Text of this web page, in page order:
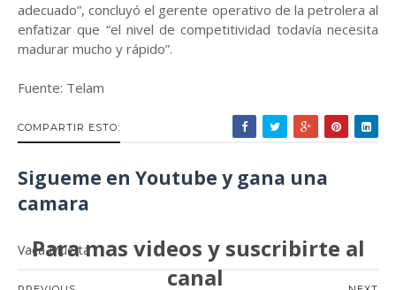
adecuado”, concluyó el gerente operativo de la petrolera al
enfatizar que “el nivel de competitividad todavía necesita
madurar mucho y rápido”.
Fuente: Telam
COMPARTIR ESTO:
Sigueme en Youtube y gana una
camara
Para mas videos y suscribirte al
canal
Vaca Muerta